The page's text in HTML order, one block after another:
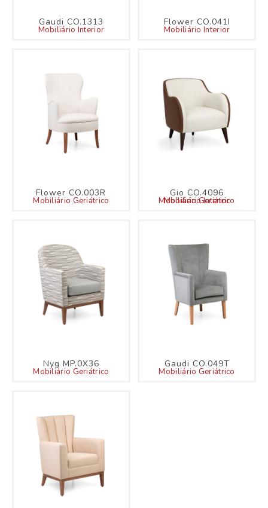
Gaudi CO.1313
Mobiliário Interior
Flower CO.041I
Mobiliário Interior
Flower CO.003R
Mobiliário Geriátrico
Gio CO.4096
Mobiliário Interior
Mobiliário Geriátrico
Nyg MP.0X36
Mobiliário Geriátrico
Gaudi CO.049T
Mobiliário Geriátrico